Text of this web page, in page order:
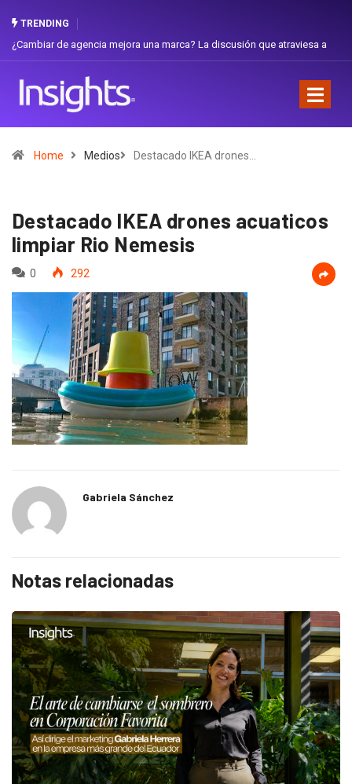
TRENDING
de agencia mejora una marca? La discusión que atraviesa a
Gabriela
Home Medios Destacado IKEA drones…
Destacado IKEA drones acuaticos
limpiar Rio Nemesis
0 292
Gabriela Sánchez
Notas relacionadas